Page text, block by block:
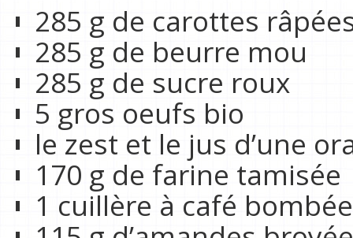
285 g de carottes
285 g de beurre mou
285 g de sucre roux
5 gros oeufs bio
le zest et le jus d’une
170 g de farine tamisée
1 cuillère à café